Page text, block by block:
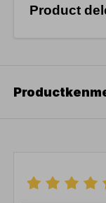
Product